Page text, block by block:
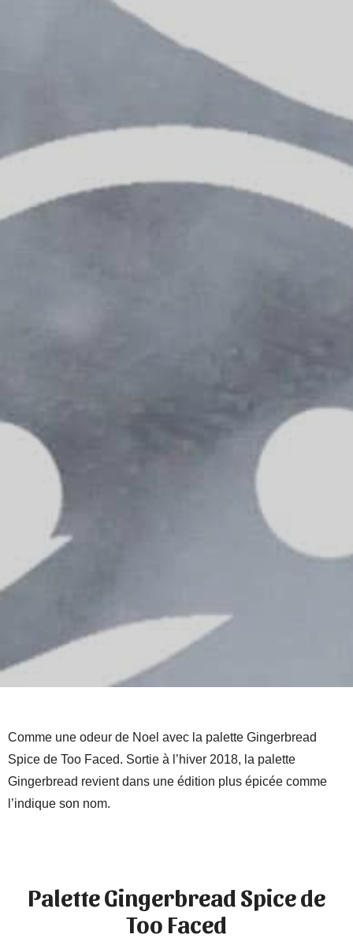
Comme une odeur de Noel avec la palette Gingerbread
Spice de Too Faced. Sortie à l’hiver 2018, la palette
Gingerbread revient dans une édition plus épicée comme
l’indique son nom.
Palette Gingerbread Spice de
Too Faced